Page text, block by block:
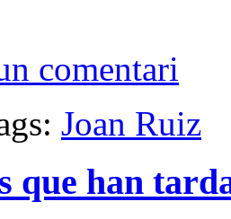
comentari
Joan Ruiz
que han